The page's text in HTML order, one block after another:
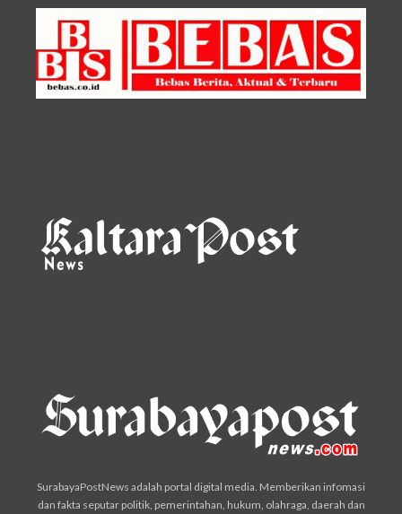
SurabayaPostNews adalah portal digital media. Memberikan infomasi
dan fakta seputar politik, pemerintahan, hukum, olahraga, daerah dan